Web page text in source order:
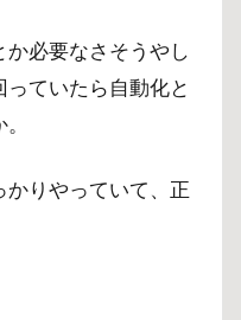
必要なさそうやし
ていたら自動化と
りやっていて、正